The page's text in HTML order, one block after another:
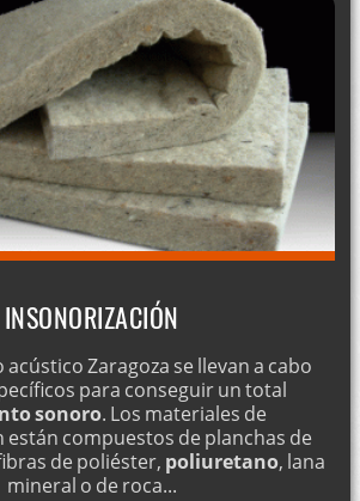
INSONORIZACIÓN
acústico Zaragoza se llevan a cabo
para conseguir un total
sonoro. Los materiales de
compuestos de planchas de
de poliéster, poliuretano, lana
mineral o de roca...